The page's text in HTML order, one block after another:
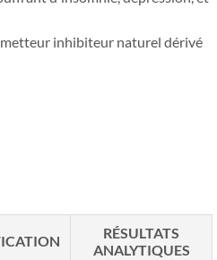
inhibiteur naturel dérivé
RÉSULTATS
ANALYTIQUES